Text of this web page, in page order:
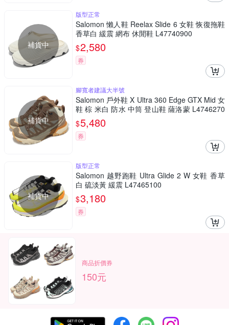
補貨中
版型正常
Salomon 懶人鞋 Reelax Slide 6 女鞋 恢復拖鞋
香草白 緩震 網布 休閒鞋 L47740900
$2,580
券
補貨中
腳寬者建議大半號
Salomon 戶外鞋 X Ultra 360 Edge GTX Mid 女
鞋 棕 米白 防水 中筒 登山鞋 薩洛蒙 L4746270
0
$5,480
券
補貨中
版型正常
Salomon 越野跑鞋 Ultra Glide 2 W 女鞋 香草
白 硫淡黃 緩震 L47465100
$3,180
券
商品折價券
150元